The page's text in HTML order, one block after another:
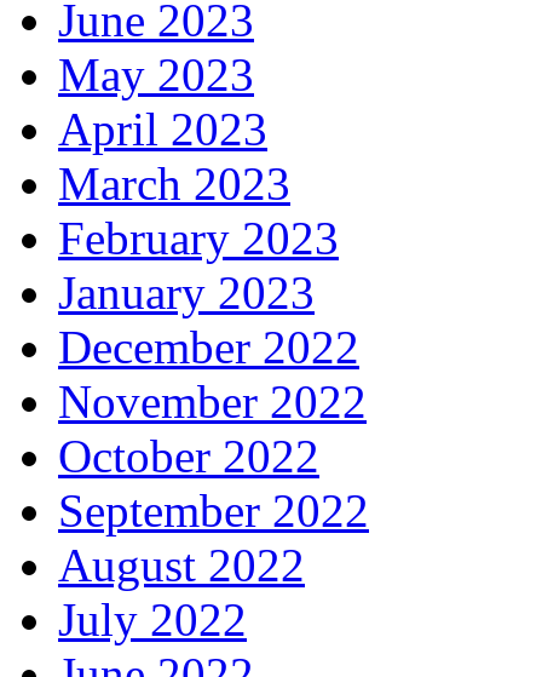
June 2023
May 2023
April 2023
March 2023
February 2023
January 2023
December 2022
November 2022
October 2022
September 2022
August 2022
July 2022